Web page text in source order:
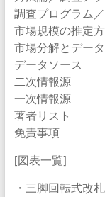
調査プログラム
市場規模の推定
市場分解とデー
データソース
二次情報源
一次情報源
著者リスト
免責事項
[図表一覧]
・三脚回転式改